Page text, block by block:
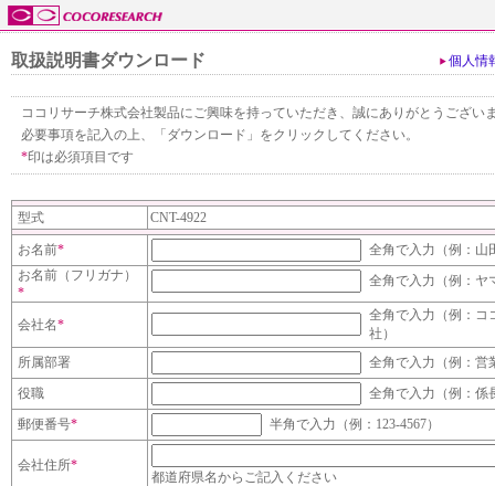
取扱説明書ダウンロード 個人情
ココリサーチ株式会社製品にご興味を持っていただき、誠にありがとうござい
必要事項を記入の上、「ダウンロード」をクリックしてください。
*印は必須項目です
型式 CNT-4922
お名前*
全角で入力（例：
お名前（フリガナ）
*
全角で入力（例：
会社名*
全角で入力（例：コ
社）
所属部署
全角で入力（例：営
役職
全角で入力（例：係
郵便番号* 半角で入力（例：123-4567）
会社住所*
都道府県名からご記入ください